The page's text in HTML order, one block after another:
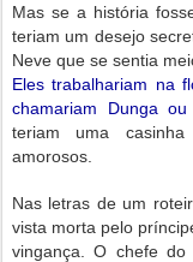
Mas se a história
teriam um desejo
Neve que se sentia
Eles trabalhariam na
chamariam Dunga
teriam uma
amorosos.
Nas letras de um
vista morta pelo
vingança. O chefe